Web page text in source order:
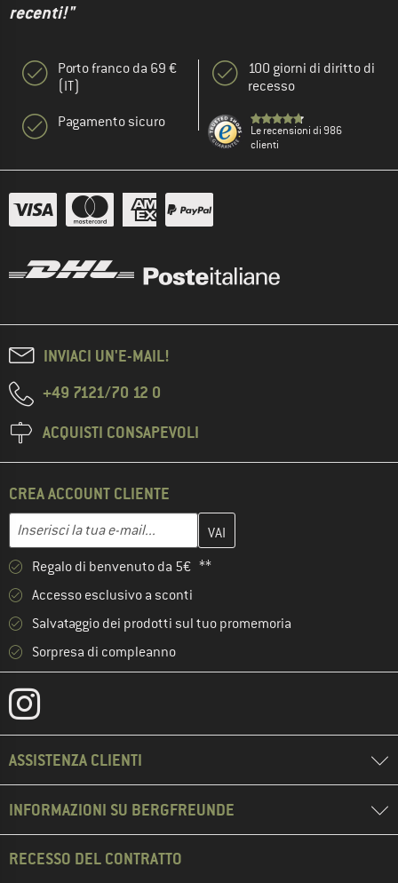
recenti!"
Porto franco da 69 €
(IT)
Pagamento sicuro
100 giorni di diritto di
recesso
Le recensioni di 986
clienti
INVIACI UN'E-MAIL!
+49 7121/70 12 0
ACQUISTI CONSAPEVOLI
CREA ACCOUNT CLIENTE
Inserisci la tua e-mail...
Inserisci qui il tuo indirizzo e-mail e crea il tuo account cliente
Regalo di benvenuto da 5€ **
Accesso esclusivo a sconti
Salvataggio dei prodotti sul tuo promemoria
Sorpresa di compleanno
ASSISTENZA CLIENTI
INFORMAZIONI SU BERGFREUNDE
RECESSO DEL CONTRATTO